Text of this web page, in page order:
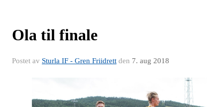
Ola til finale
Postet av Sturla IF - Gren Friidrett den 7. aug 2018